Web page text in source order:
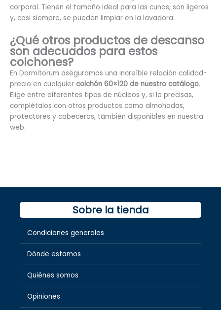
corporal. Tienen el tamaño ideal para las cunas, son ligeros
y, casi siempre, se pueden limpiar en la lavadora.
¿Qué otros productos de descanso
son adecuados para estos
colchones?
En Dormitorum aseguramos una increíble relación calidad-
precio en cualquier colchón 60×120 de nuestro catálogo.
Elige entre diferentes tipos de núcleos y, si lo precisas,
complétalos con otros productos como almohadas,
protectores y cabeceros, también disponibles en nuestra
web.
Sobre la tienda
Condiciones generales
Dónde estamos
Quiénes somos
Opiniones